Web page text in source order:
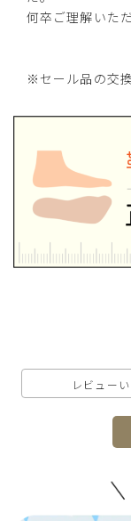
S(22.0～
在庫切れ
M(23.0～
アイボリー
何卒ご理解いた
※セール品の交
レビュー